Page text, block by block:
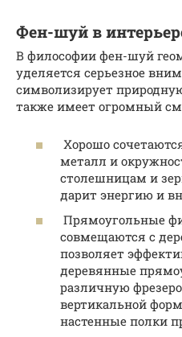
Фен-шуй в
В философии фен-шуй
уделяется серьезное
символизирует
также имеет огромный
Хорошо
металл и
столешницам и
дарит энергию и
Прямоугольные
совмещаются с
позволяет
деревянные
различную
вертикальной
настенные полки